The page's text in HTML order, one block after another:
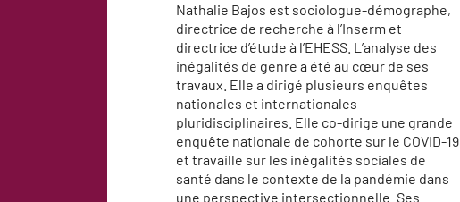
Nathalie Bajos est sociologue-démographe,
directrice de recherche à l’Inserm et
directrice d’étude à l’EHESS. L’analyse des
inégalités de genre a été au cœur de ses
travaux. Elle a dirigé plusieurs enquêtes
nationales et internationales
pluridisciplinaires. Elle co-dirige une grande
enquête nationale de cohorte sur le COVID-19
et travaille sur les inégalités sociales de
santé dans le contexte de la pandémie dans
une perspective intersectionnelle. Ses